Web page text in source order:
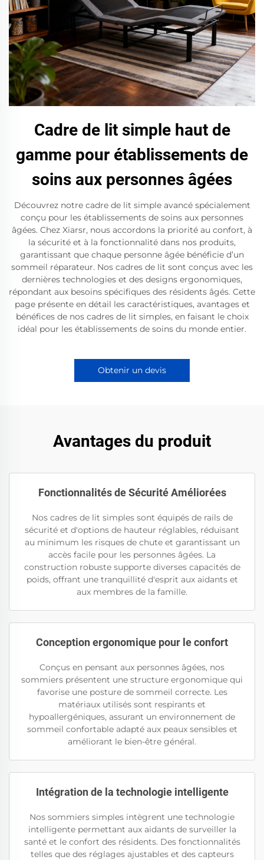
Cadre de lit simple haut de
gamme pour établissements de
soins aux personnes âgées
Découvrez notre cadre de lit simple avancé spécialement
conçu pour les établissements de soins aux personnes
âgées. Chez Xiarsr, nous accordons la priorité au confort, à
la sécurité et à la fonctionnalité dans nos produits,
garantissant que chaque personne âgée bénéficie d’un
sommeil réparateur. Nos cadres de lit sont conçus avec les
dernières technologies et des designs ergonomiques,
répondant aux besoins spécifiques des résidents âgés. Cette
page présente en détail les caractéristiques, avantages et
bénéfices de nos cadres de lit simples, en faisant le choix
idéal pour les établissements de soins du monde entier.
Obtenir un devis
Avantages du produit
Fonctionnalités de Sécurité Améliorées
Nos cadres de lit simples sont équipés de rails de
sécurité et d'options de hauteur réglables, réduisant
au minimum les risques de chute et garantissant un
accès facile pour les personnes âgées. La
construction robuste supporte diverses capacités de
poids, offrant une tranquillité d'esprit aux aidants et
aux membres de la famille.
Conception ergonomique pour le confort
Conçus en pensant aux personnes âgées, nos
sommiers présentent une structure ergonomique qui
favorise une posture de sommeil correcte. Les
matériaux utilisés sont respirants et
hypoallergéniques, assurant un environnement de
sommeil confortable adapté aux peaux sensibles et
améliorant le bien-être général.
Intégration de la technologie intelligente
Nos sommiers simples intègrent une technologie
intelligente permettant aux aidants de surveiller la
santé et le confort des résidents. Des fonctionnalités
telles que des réglages ajustables et des capteurs